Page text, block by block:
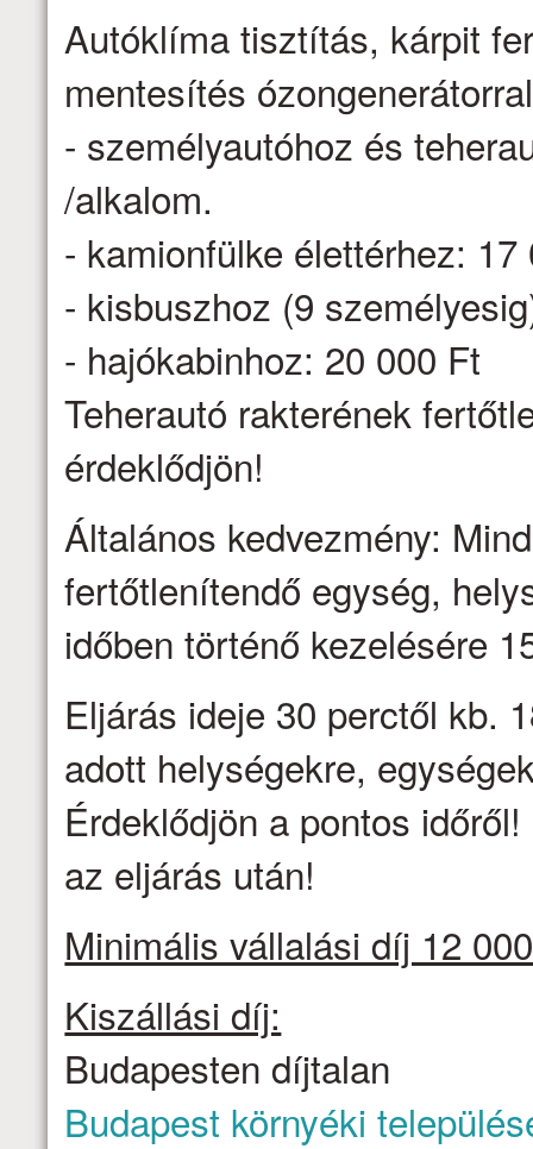
Autóklíma tisztítás, kárpit
mentesítés
- személyautóhoz és
/alkalom.
- kamionfülke élettérhez: 17
- kisbuszhoz (9
- hajókabinhoz: 20 000 Ft
Teherautó rakterének
érdeklődjön!
Általános kedvezmény:
fertőtlenítendő egység,
időben történő kezelésére
Eljárás ideje 30 perctől kb.
adott helységekre,
Érdeklődjön a pontos
az eljárás után!
Minimális vállalási díj 12
Kiszállási díj:
Budapesten díjtalan
Budapest környéki